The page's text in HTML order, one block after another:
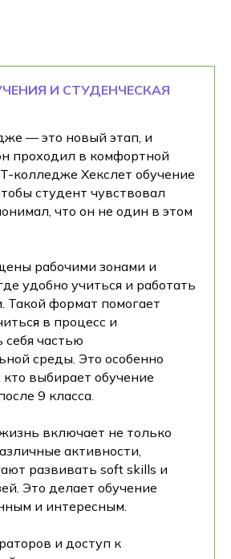
И СТУДЕНЧЕСКАЯ
— это новый этап, и
проходил в комфортной
колледже Хекслет обучение
студент чувствовал
что он не один в этом
рабочими зонами и
удобно учиться и работать
Такой формат помогает
в процесс и
себя частью
среды. Это особенно
выбирает обучение
9 класса.
включает не только
активности,
развивать soft skills и
Это делает обучение
и интересным.
и доступ к